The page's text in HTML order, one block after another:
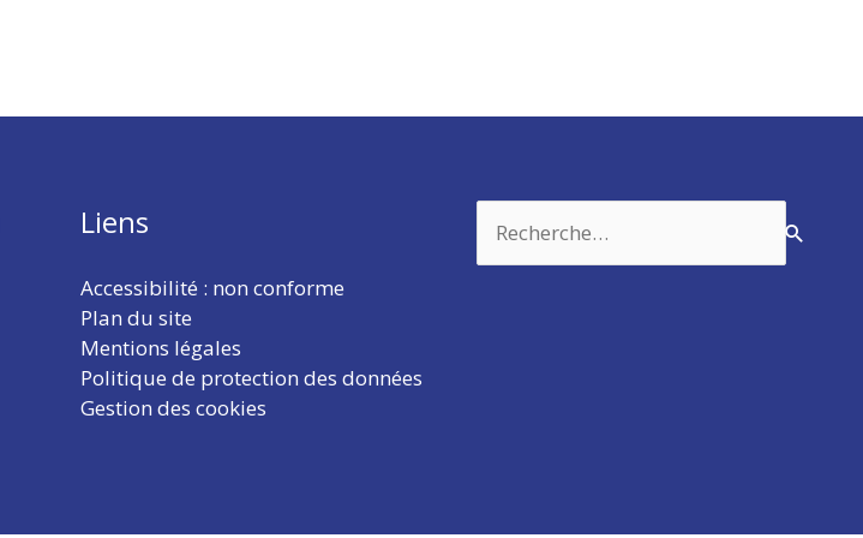
Liens
Accessibilité : non conforme
Plan du site
Mentions légales
Politique de protection des données
Gestion des cookies